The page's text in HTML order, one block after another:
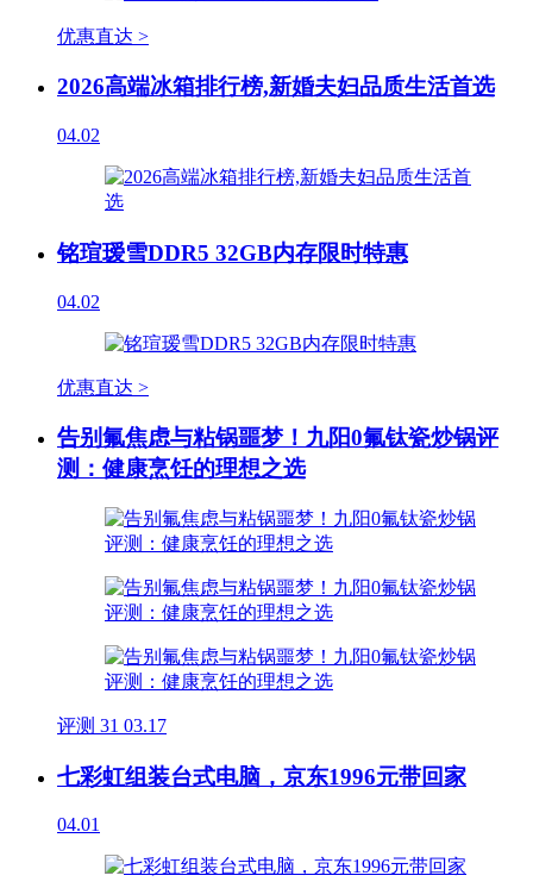
优惠直达 >
2026高端冰箱排行榜,新婚夫妇品质生活首选
04.02
铭瑄瑷雪DDR5 32GB内存限时特惠
04.02
优惠直达 >
告别氟焦虑与粘锅噩梦！九阳0氟钛瓷炒锅评
测：健康烹饪的理想之选
评测 31 03.17
七彩虹组装台式电脑，京东1996元带回家
04.01